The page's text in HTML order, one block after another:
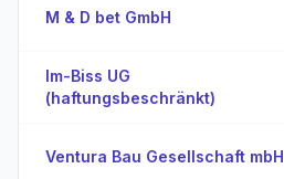
M & D bet GmbH
Im-Biss UG
(haftungsbeschränkt)
Ventura Bau Gesellschaft mbH